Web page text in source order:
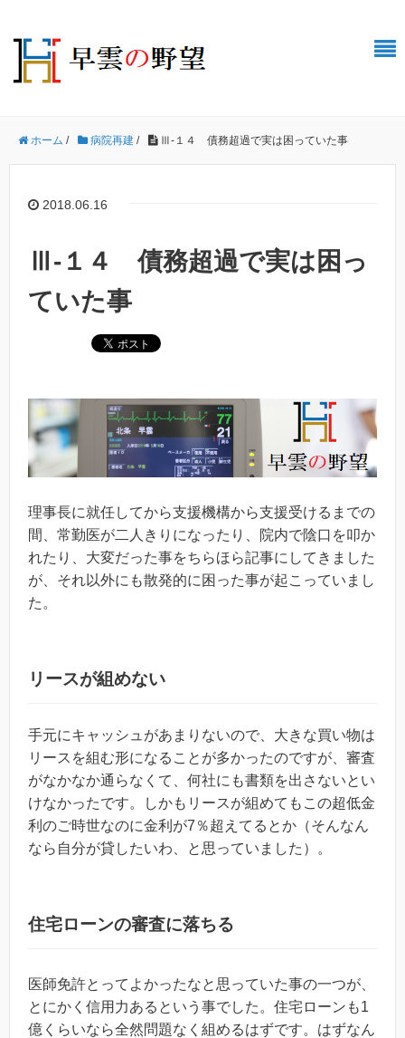
ホーム / 病院再建 / Ⅲ-１４ 債務超過で実は困っていた事
2018.06.16
Ⅲ-１４ 債務超過で実は困っ
ていた事
理事長に就任してから支援機構から支援受けるまでの
間、常勤医が二人きりになったり、院内で陰口を叩か
れたり、大変だった事をちらほら記事にしてきました
が、それ以外にも散発的に困った事が起こっていまし
た。
リースが組めない
手元にキャッシュがあまりないので、大きな買い物は
リースを組む形になることが多かったのですが、審査
がなかなか通らなくて、何社にも書類を出さないとい
けなかったです。しかもリースが組めてもこの超低金
利のご時世なのに金利が7％超えてるとか（そんなん
なら自分が貸したいわ、と思っていました）。
住宅ローンの審査に落ちる
医師免許とってよかったなと思っていた事の一つが、
とにかく信用力あるという事でした。住宅ローンも1
億くらいなら全然問題なく組めるはずです。はずなん